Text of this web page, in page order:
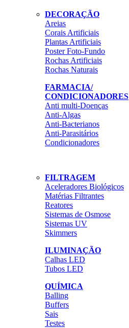
DECORAÇÃO
Areias
Corais Artificiais
Plantas Artificiais
Poster Foto-Fundo
Rochas Artificiais
Rochas Naturais
FARMACIA/
CONDICIONADORES
Anti multi-Doenças
Anti-Algas
Anti-Bacterianos
Anti-Parasitários
Condicionadores
FILTRAGEM
Aceleradores Biológicos
Matérias Filtrantes
Reatores
Sistemas de Osmose
Sistemas UV
Skimmers
ILUMINAÇÃO
Calhas LED
Tubos LED
QUÍMICA
Balling
Buffers
Sais
Testes